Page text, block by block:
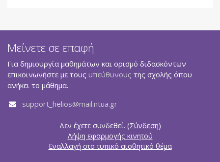
Μείνετε σε επαφή
Για δημιουργία μαθημάτων και ορισμό διδασκόντων
επικοινωνήστε με τους υπεύθυνους της σχολής όπου
ανήκει το μάθημα.
support_helios@mail.ntua.gr
Δεν έχετε συνδεθεί. (Σύνδεση)
Λήψη εφαρμογής κινητού
Εναλλαγή στο τυπικό αισθητικό θέμα